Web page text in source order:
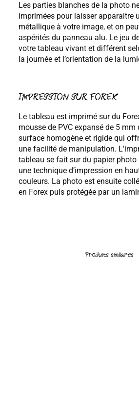
Les parties blanches de la photo
imprimées pour laisser apparaitre
métallique à votre image, et on
aspérités du panneau alu. Le jeu
votre tableau vivant et différent
la journée et l’orientation de la
IMPRESSION SUR FOREX
Le tableau est imprimé sur du
mousse de PVC expansé de 5 mm
surface homogène et rigide qui
une facilité de manipulation.
tableau se fait sur du papier photo
une technique d’impression en
couleurs. La photo est ensuite
en Forex puis protégée par un
Produits similaires